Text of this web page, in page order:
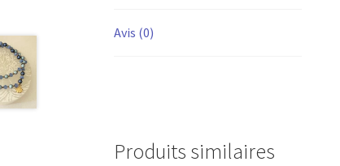
Avis (0)
Produits similaires